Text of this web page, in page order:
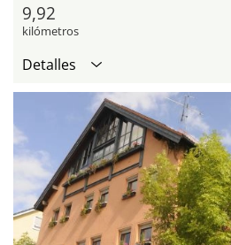
9,92
kilómetros
Detalles